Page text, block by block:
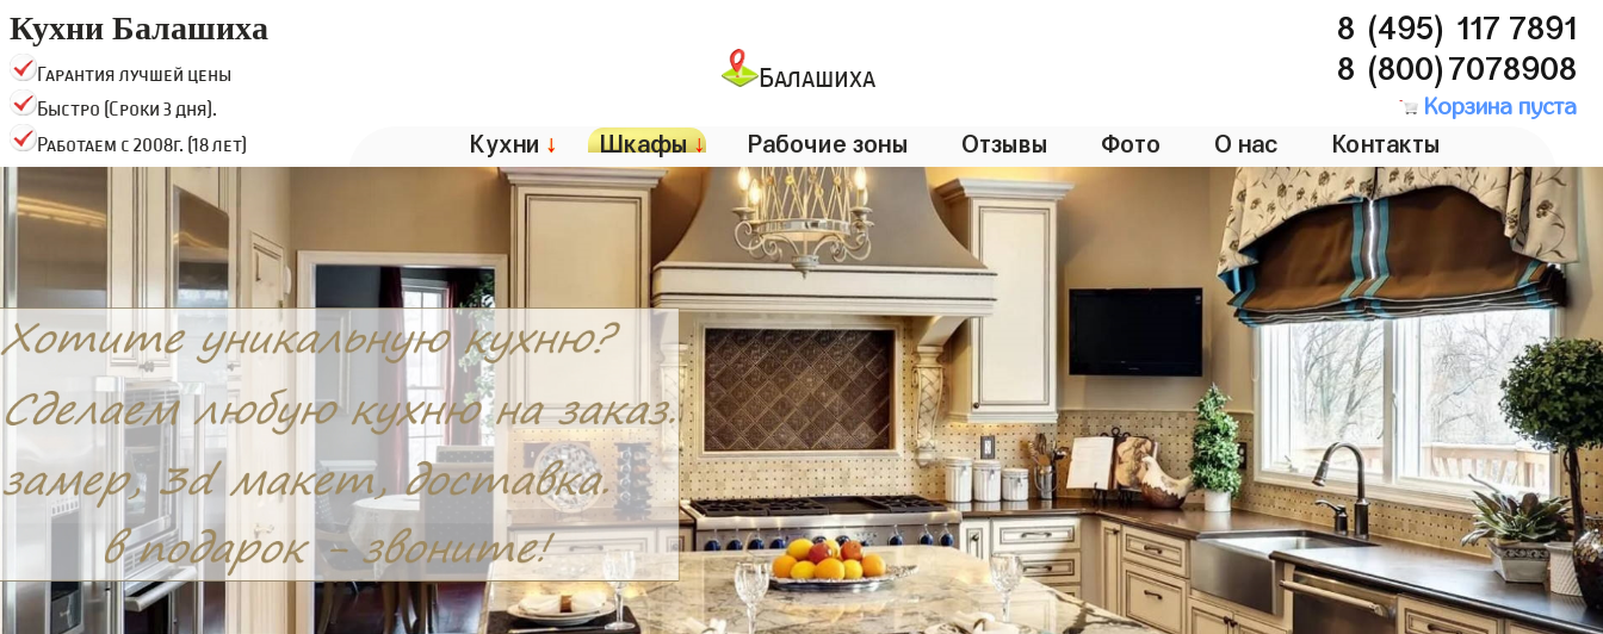
Кухни Балашиха
Гарантия лучшей цены
Быстро (Сроки 3 дня).
Работаем с 2008г. (18 лет)
Балашиха
8 (495) 117 7891
8 (800)7078908
Корзина пуста
Кухни ↓ Шкафы↓ Рабочие зоны Отзывы Фото О нас Контакты